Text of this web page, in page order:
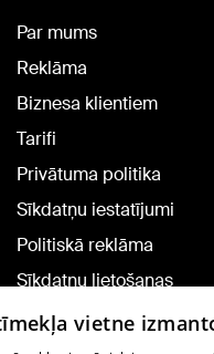
Par mums
Reklāma
Biznesa klientiem
Tarifi
Privātuma politika
Sīkdatņu iestatījumi
Politiskā reklāma
Sīkdatņu lietošanas
noteikumivietne